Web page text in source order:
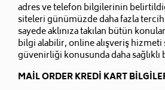
adres ve telefon bilgilerinin
siteleri günümüzde daha fazla
sayede aklınıza takılan bütün
bilgi alabilir, online alışveriş hizmeti
güvenirliği konusunda daha
MAİL ORDER KREDİ KART